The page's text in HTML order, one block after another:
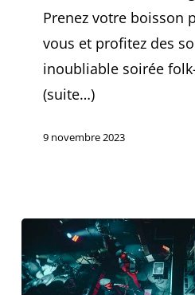
Prenez votre boisson
vous et profitez des
inoubliable soirée
(suite…)
9 novembre 2023